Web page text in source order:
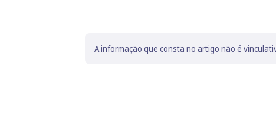
A informação que consta no artigo não é